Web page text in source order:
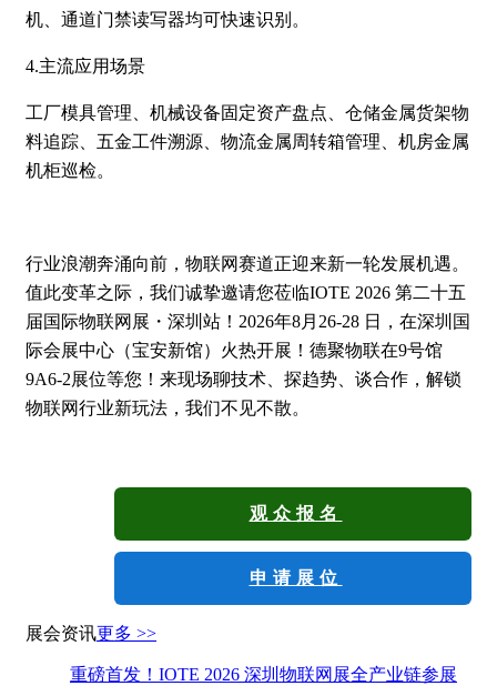
机、通道门禁读写器均可快速识别。
4.主流应用场景
工厂模具管理、机械设备固定资产盘点、仓储金属货架物
料追踪、五金工件溯源、物流金属周转箱管理、机房金属
机柜巡检。
行业浪潮奔涌向前，物联网赛道正迎来新一轮发展机遇。
值此变革之际，我们诚挚邀请您莅临IOTE 2026 第二十五
届国际物联网展・深圳站！2026年8月26-28 日，在深圳国
际会展中心（宝安新馆）火热开展！德聚物联在9号馆
9A6-2展位等您！来现场聊技术、探趋势、谈合作，解锁
物联网行业新玩法，我们不见不散。
观众报名
申请展位
展会资讯更多 >>
重磅首发！IOTE 2026 深圳物联网展全产业链参展